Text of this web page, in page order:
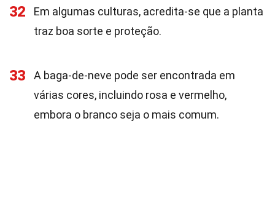
32
Em algumas culturas, acredita-se que a planta
traz boa sorte e proteção.
33
A baga-de-neve pode ser encontrada em
várias cores, incluindo rosa e vermelho,
embora o branco seja o mais comum.